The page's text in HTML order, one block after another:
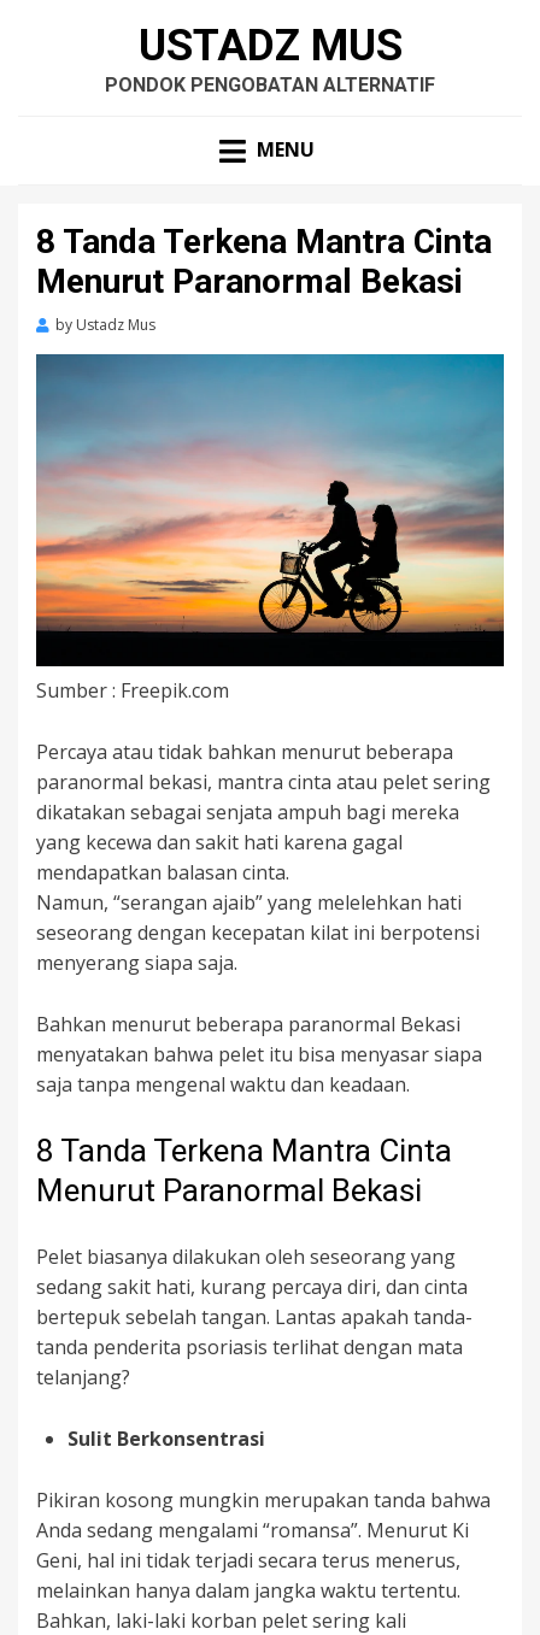
USTADZ MUS
PONDOK PENGOBATAN ALTERNATIF
MENU
8 Tanda Terkena Mantra Cinta
Menurut Paranormal Bekasi
by Ustadz Mus
Sumber : Freepik.com
Percaya atau tidak bahkan menurut beberapa
paranormal bekasi, mantra cinta atau pelet sering
dikatakan sebagai senjata ampuh bagi mereka
yang kecewa dan sakit hati karena gagal
mendapatkan balasan cinta.
Namun, “serangan ajaib” yang melelehkan hati
seseorang dengan kecepatan kilat ini berpotensi
menyerang siapa saja.
Bahkan menurut beberapa paranormal Bekasi
menyatakan bahwa pelet itu bisa menyasar siapa
saja tanpa mengenal waktu dan keadaan.
8 Tanda Terkena Mantra Cinta
Menurut Paranormal Bekasi
Pelet biasanya dilakukan oleh seseorang yang
sedang sakit hati, kurang percaya diri, dan cinta
bertepuk sebelah tangan. Lantas apakah tanda-
tanda penderita psoriasis terlihat dengan mata
telanjang?
Sulit Berkonsentrasi
Pikiran kosong mungkin merupakan tanda bahwa
Anda sedang mengalami “romansa”. Menurut Ki
Geni, hal ini tidak terjadi secara terus menerus,
melainkan hanya dalam jangka waktu tertentu.
Bahkan, laki-laki korban pelet sering kali